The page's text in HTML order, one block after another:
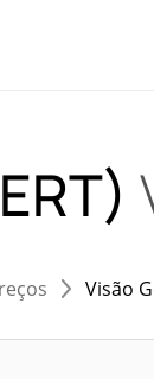
Visão